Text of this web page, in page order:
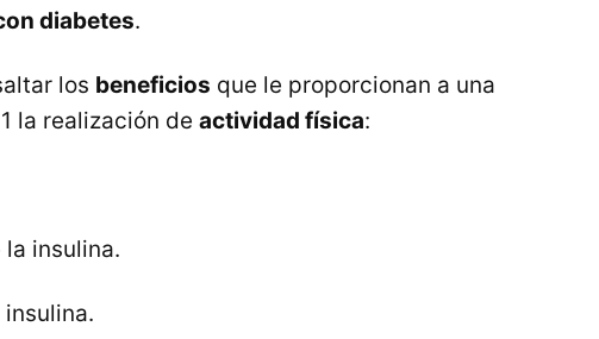
diabetes.
los beneficios que le proporcionan a una
la realización de actividad física:
insulina.